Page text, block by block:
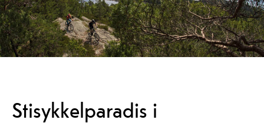
Stisykkelparadis i